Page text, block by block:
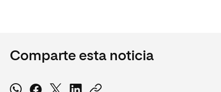
Comparte esta noticia